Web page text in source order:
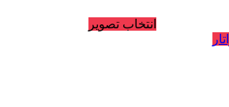
انتخاب تصویر